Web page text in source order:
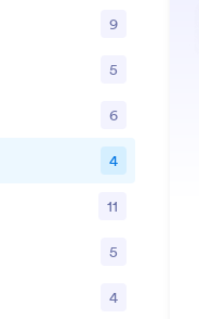
9
5
6
4
11
5
4